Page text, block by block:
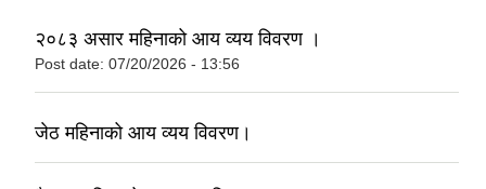
२०८३ असार महिनाको आय व्यय विवरण ।
Post date: 07/20/2026 - 13:56
जेठ महिनाको आय व्यय विवरण।